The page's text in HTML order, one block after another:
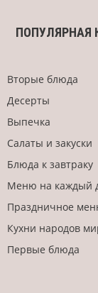
ПОПУЛЯРНАЯ
Вторые блюда
Десерты
Выпечка
Салаты и закуски
Блюда к завтраку
Меню на каждый
Праздничное
Кухни народов
Первые блюда